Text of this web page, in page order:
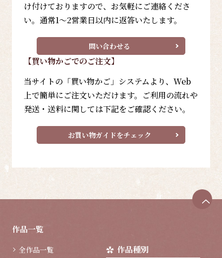
け付けておりますので、お気軽にご連絡くださ
い。通常1～2営業日以内に返答いたします。
問い合わせる
【買い物かごでのご注文】
当サイトの「買い物かご」システムより、Web
上で簡単にご注文いただけます。ご利用の流れや
発送・送料に関しては下記をご確認ください。
お買い物ガイドをチェック
作品一覧
全作品一覧
作品種別
ペ